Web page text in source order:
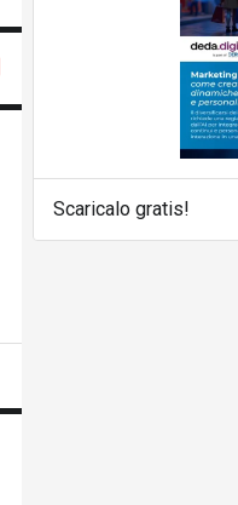
Scaricalo gratis!